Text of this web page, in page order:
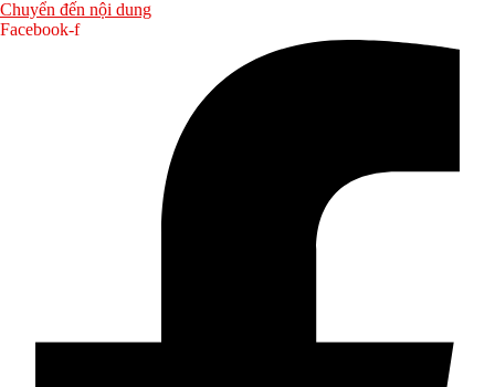
Chuyển đến nội dung
Facebook-f